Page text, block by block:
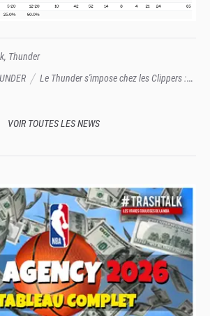
Le Thunder s'impose chez les Clippers :
, Thunder
VOIR TOUTES LES NEWS